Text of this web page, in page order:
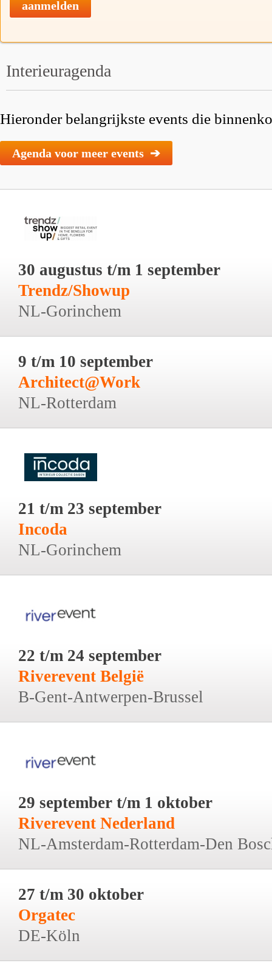
aanmelden
Interieuragenda
Hieronder belangrijkste events die
Agenda voor meer events ➔
30 augustus t/m 1 september
Trendz/Showup
NL-Gorinchem
9 t/m 10 september
Architect@Work
NL-Rotterdam
21 t/m 23 september
Incoda
NL-Gorinchem
22 t/m 24 september
Riverevent België
B-Gent-Antwerpen-Brussel
29 september t/m 1 oktober
Riverevent Nederland
NL-Amsterdam-Rotterdam-Den
27 t/m 30 oktober
Orgatec
DE-Köln